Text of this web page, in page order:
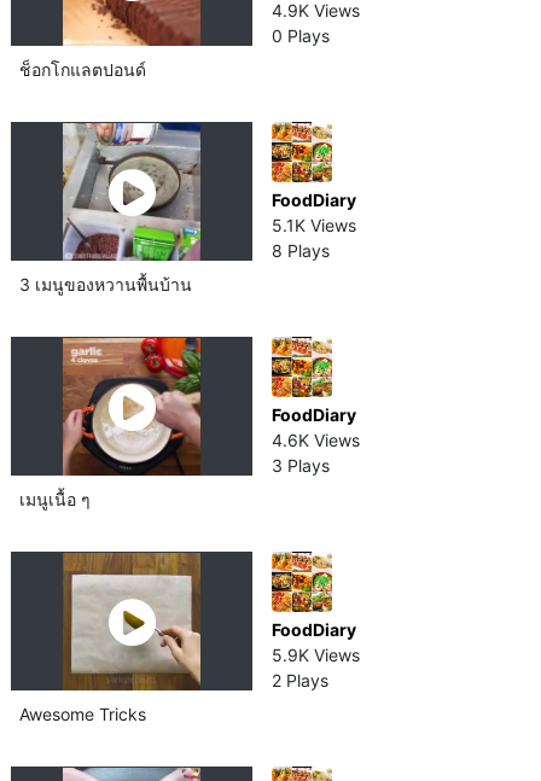
4.9K Views
0 Plays
ช็อกโกแลต​ปอนด์​
FoodDiary
5.1K Views
8 Plays
3 เมนูของหวานพื้นบ้าน
FoodDiary
4.6K Views
3 Plays
เมนูเนื้อ ๆ
FoodDiary
5.9K Views
2 Plays
Awesome Tricks